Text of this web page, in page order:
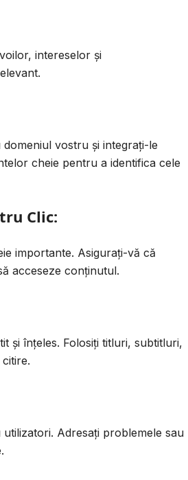
intereselor și
vostru și integrați-le
cheie pentru a identifica cele
Clic:
importante. Asigurați-vă că
acceseze conținutul.
și înțeles. Folosiți titluri, subtitluri,
Adresați problemele sau